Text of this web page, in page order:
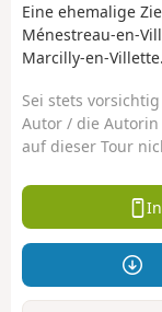
Eine ehemalige
Ménestreau-en-
Marcilly-en-Villette.
Sei stets
Autor / die Autorin
auf dieser Tour